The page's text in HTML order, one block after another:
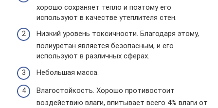
хорошо сохраняет тепло и поэтому его
используют в качестве утеплителя стен.
Низкий уровень токсичности. Благодаря этому,
полиуретан является безопасным, и его
используют в различных сферах.
Небольшая масса.
Влагостойкость. Хорошо противостоит
воздействию влаги, впитывает всего 4% влаги от